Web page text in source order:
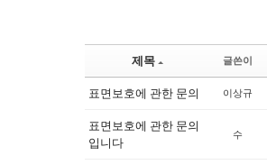
제목 글쓴이
표면보호에 관한 문의 이상규
표면보호에 관한 문의
입니다
수